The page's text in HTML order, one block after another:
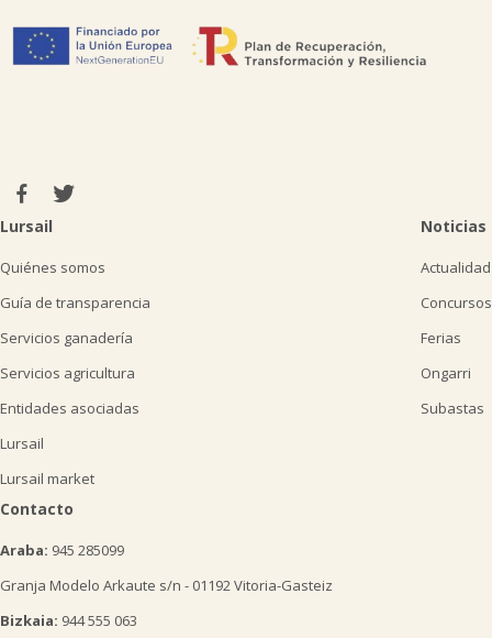
Lursail
Quiénes somos
Guía de transparencia
Servicios ganadería
Servicios agricultura
Entidades asociadas
Lursail
Lursail market
Noticias
Actualidad
Concursos
Ferias
Ongarri
Subastas
Contacto
Araba: 945 285099
Granja Modelo Arkaute s/n - 01192 Vitoria-Gasteiz
Bizkaia: 944 555 063